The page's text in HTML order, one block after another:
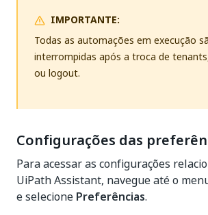
IMPORTANTE:
Todas as automações em execução
interrompidas após a troca de
ou logout.
Configurações das
Para acessar as configurações
UiPath Assistant, navegue até o
e selecione Preferências.